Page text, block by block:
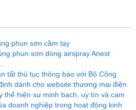
phun sơn cầm tay
phun sơn dòng airspray Anest
tất thủ tục thông báo với Bộ Công
dành cho website thương mại điện
thể hiện sự minh bạch, uy tín và cam
doanh nghiệp trong hoạt động kinh